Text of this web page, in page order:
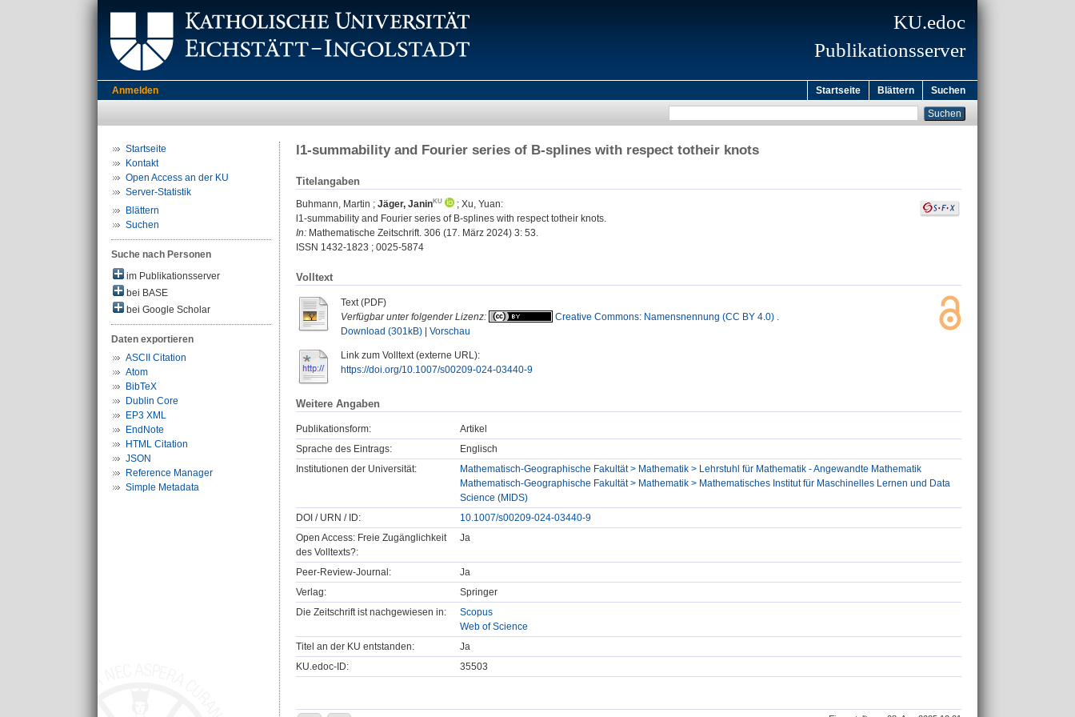
KU.edoc
Publikationsserver
Anmelden Startseite Blättern Suchen
Startseite
Kontakt
Open Access an der KU
Server-Statistik
Blättern
Suchen
Suche nach Personen
im Publikationsserver
bei BASE
bei Google Scholar
Daten exportieren
ASCII Citation
Atom
BibTeX
Dublin Core
EP3 XML
EndNote
HTML Citation
JSON
Reference Manager
Simple Metadata
l1-summability and Fourier series of B-splines with respect totheir knots
Titelangaben
Buhmann, Martin ; Jäger, Janin ; Xu, Yuan:
l1-summability and Fourier series of B-splines with respect totheir knots.
In: Mathematische Zeitschrift. 306 (17. März 2024) 3: 53.
ISSN 1432-1823 ; 0025-5874
Volltext
Text (PDF)
Verfügbar unter folgender Lizenz:
Creative Commons: Namensnennung (CC BY 4.0) .
Download (301kB)
Vorschau
Link zum Volltext (externe URL):
https://doi.org/10.1007/s00209-024-03440-9
Weitere Angaben
Publikationsform:
Artikel
Sprache des Eintrags:
Englisch
Institutionen der Universität:
Mathematisch-Geographische Fakultät > Mathematik > Lehrstuhl für Mathematik - Angewandte Mathematik
Mathematisch-Geographische Fakultät > Mathematik > Mathematisches Institut für Maschinelles Lernen und Data
Science (MIDS)
DOI / URN / ID:
10.1007/s00209-024-03440-9
Open Access: Freie Zugänglichkeit
des Volltexts?:
Ja
Peer-Review-Journal:
Ja
Verlag:
Springer
Die Zeitschrift ist nachgewiesen in:
Scopus
Web of Science
Titel an der KU entstanden:
Ja
KU.edoc-ID:
35503